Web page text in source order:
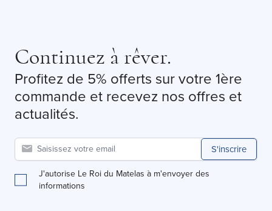
Continuez à rêver.
Profitez de 5% offerts sur votre 1ère
commande et recevez nos offres et
actualités.
S'inscrire
J'autorise Le Roi du Matelas à m'envoyer des
informations